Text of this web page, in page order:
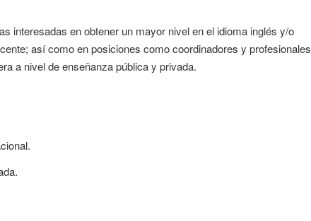
interesadas en obtener un mayor nivel en el idioma inglés y/o
así como en posiciones como coordinadores y profesionales
a nivel de enseñanza pública y privada.